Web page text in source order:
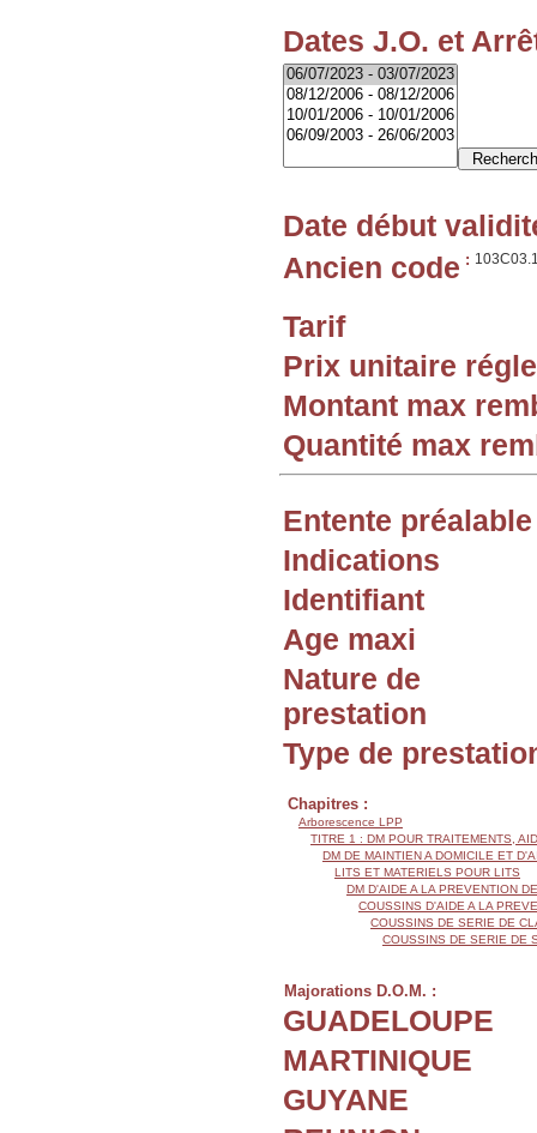
Dates J.O. et
Date début
Ancien code :
Tarif
Prix unitaire
Montant max
Quantité max
Entente préalable
Indications
Identifiant
Age maxi
Nature de
prestation
Type de
Chapitres :
Arborescence LPP
TITRE 1 : DM POUR TRAITEMENTS,
DM DE MAINTIEN A DOMICILE ET
LITS ET MATERIELS POUR LITS
DM D'AIDE A LA PREVENTION
COUSSINS D'AIDE A LA
COUSSINS DE SERIE DE
COUSSINS DE SERIE DE
Majorations D.O.M. :
GUADELOUPE
MARTINIQUE
GUYANE